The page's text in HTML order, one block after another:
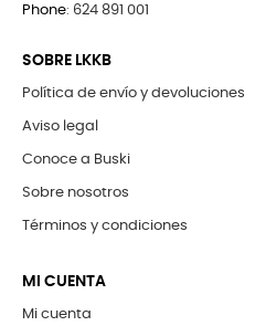
Phone: 624 891 001
SOBRE LKKB
Política de envío y devoluciones
Aviso legal
Conoce a Buski
Sobre nosotros
Términos y condiciones
MI CUENTA
Mi cuenta